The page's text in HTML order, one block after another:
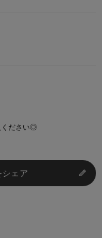
始まりました。
1948年に初めて採
た。
ンスミス』『スタンス
ください◎
シェア